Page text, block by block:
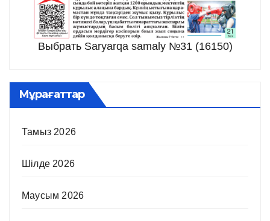
Выбрать Saryarqa samaly №31 (16150)
Мұрағаттар
Тамыз 2026
Шілде 2026
Маусым 2026